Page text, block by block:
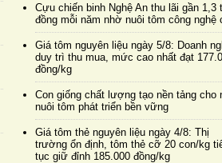
Cựu chiến binh Nghệ An thu lãi gần 1,3
đồng mỗi năm nhờ nuôi tôm công nghệ
Giá tôm nguyên liệu ngày 5/8: Doanh
duy trì thu mua, mức cao nhất đạt
đồng/kg
Con giống chất lượng tạo nền tảng cho
nuôi tôm phát triển bền vững
Giá tôm thẻ nguyên liệu ngày 4/8: Thị
trường ổn định, tôm thẻ cỡ 20 con/kg
tục giữ đỉnh 185.000 đồng/kg